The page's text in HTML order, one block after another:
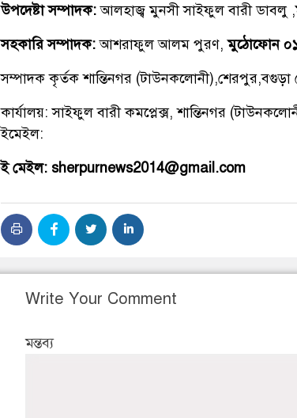
উপদেষ্টা সম্পাদক:আলহাজ্ব মুনসী সাইফুল বারী ডাবলু ,
সহকারি সম্পাদক:আশরাফুল আলম পুরণ,মুঠোফোন
সম্পাদক কৃর্তক শান্তিনগর (টাউনকলোনী),শেরপুর,বগুড়া
কার্যালয়: সাইফুল বারী কমপ্লেক্স, শান্তিনগর
ইমেইল:
ই মেইল: sherpurnews2014@gmail.com
Write Your Comment
মন্তব্য